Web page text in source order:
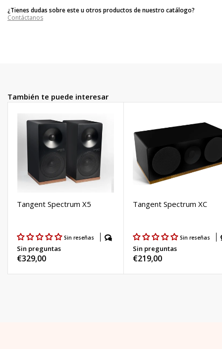
¿Tienes dudas sobre este u otros productos de nuestro catálogo?
Contáctanos
También te puede interesar
Tangent Spectrum X5
Sin reseñas
Sin preguntas
Precio
€329,00
Tangent Spectrum XC
Sin reseñas
Sin preguntas
Precio
€219,00